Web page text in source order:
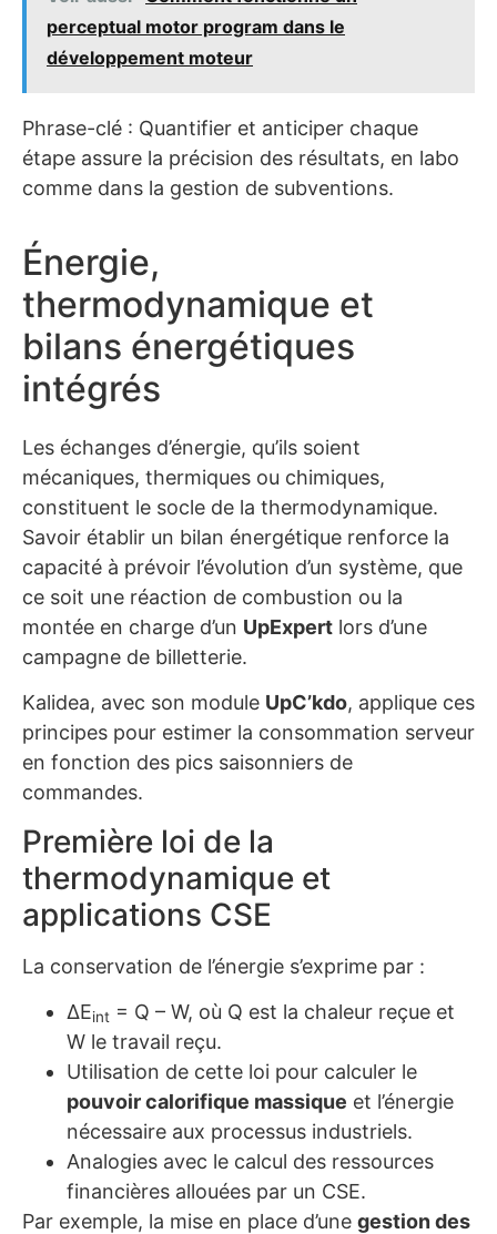
perceptual motor program dans le
développement moteur
Phrase-clé : Quantifier et anticiper chaque
étape assure la précision des résultats, en labo
comme dans la gestion de subventions.
Énergie,
thermodynamique et
bilans énergétiques
intégrés
Les échanges d’énergie, qu’ils soient
mécaniques, thermiques ou chimiques,
constituent le socle de la thermodynamique.
Savoir établir un bilan énergétique renforce la
capacité à prévoir l’évolution d’un système, que
ce soit une réaction de combustion ou la
montée en charge d’un UpExpert lors d’une
campagne de billetterie.
Kalidea, avec son module UpC’kdo, applique ces
principes pour estimer la consommation serveur
en fonction des pics saisonniers de
commandes.
Première loi de la
thermodynamique et
applications CSE
La conservation de l’énergie s’exprime par :
ΔEint = Q – W, où Q est la chaleur reçue et
W le travail reçu.
Utilisation de cette loi pour calculer le
pouvoir calorifique massique et l’énergie
nécessaire aux processus industriels.
Analogies avec le calcul des ressources
financières allouées par un CSE.
Par exemple, la mise en place d’une gestion des